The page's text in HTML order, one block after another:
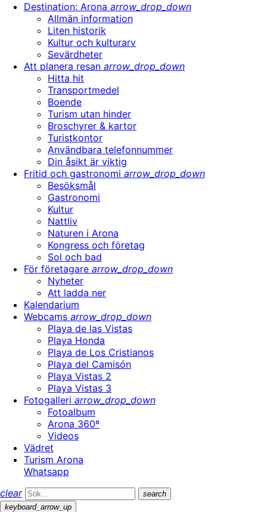
Destination: Arona arrow_drop_down
Allmän information
Liten historik
Kultur och kulturarv
Sevärdheter
Att planera resan arrow_drop_down
Hitta hit
Transportmedel
Boende
Turism utan hinder
Broschyrer & kartor
Turistkontor
Användbara telefonnummer
Din åsikt är viktig
Fritid och gastronomi arrow_drop_down
Besöksmål
Gastronomi
Kultur
Nattliv
Naturen i Arona
Kongress och företag
Sol och bad
För företagare arrow_drop_down
Nyheter
Att ladda ner
Kalendarium
Webcams arrow_drop_down
Playa de las Vistas
Playa Honda
Playa de Los Cristianos
Playa del Camisón
Playa Vistas 2
Playa Vistas 3
Fotogalleri arrow_drop_down
Fotoalbum
Arona 360º
Videos
Vädret
Turism Arona
Whatsapp
clear
search
keyboard_arrow_up